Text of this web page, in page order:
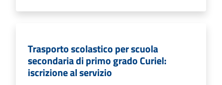
Trasporto scolastico per scuola
secondaria di primo grado Curiel:
iscrizione al servizio